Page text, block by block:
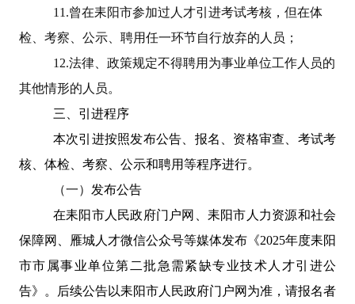
11.曾在耒阳市参加过人才引进考试考核，但在体
检、考察、公示、聘用任一环节自行放弃的人员；
12.法律、政策规定不得聘用为事业单位工作人员的
其他情形的人员。
三、引进程序
本次引进按照发布公告、报名、资格审查、考试考
核、体检、考察、公示和聘用等程序进行。
（一） 发布公告
在耒阳市人民政府门户网、耒阳市人力资源和社会
保障网、雁城人才微信公众号等媒体发布《2025年度耒阳
市市属事业单位第二批急需紧缺专业技术人才引进公
告》。后续公告以耒阳市人民政府门户网为准，请报名者